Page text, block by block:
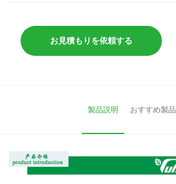
お見積もりを依頼する
製品説明 おすすめ製品